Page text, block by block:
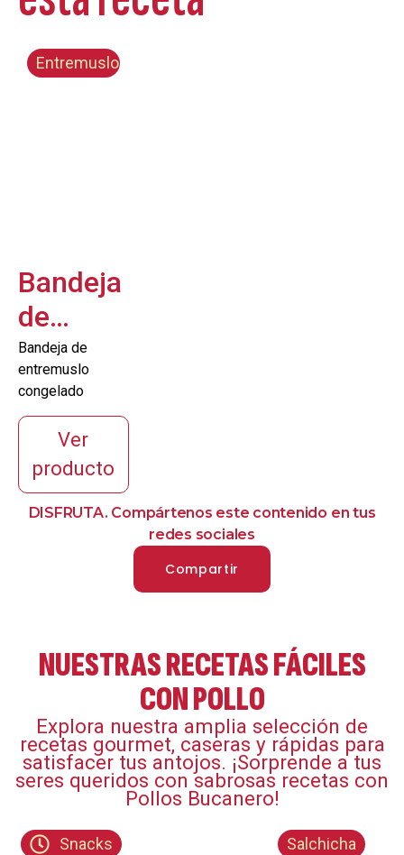
Entremuslo
Bandeja
de
entremuslo
de pollo
Bandeja de
entremuslo
congelado
Ver
producto
DISFRUTA. Compártenos este contenido en tus
redes sociales
Compartir
NUESTRAS RECETAS FÁCILES
CON POLLO
Explora nuestra amplia selección de
recetas gourmet, caseras y rápidas para
satisfacer tus antojos. ¡Sorprende a tus
seres queridos con sabrosas recetas con
Pollos Bucanero!​
Snacks Salchicha